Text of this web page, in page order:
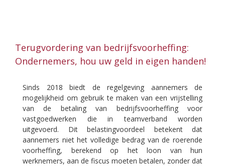
Terugvordering van bedrijfsvoorheffing:
Ondernemers, hou uw geld in eigen handen!
Sinds 2018 biedt de regelgeving aannemers de
mogelijkheid om gebruik te maken van een vrijstelling
van de betaling van bedrijfsvoorheffing voor
vastgoedwerken die in teamverband worden
uitgevoerd. Dit belastingvoordeel betekent dat
aannemers niet het volledige bedrag van de roerende
voorheffing, berekend op het loon van hun
werknemers, aan de fiscus moeten betalen, zonder dat